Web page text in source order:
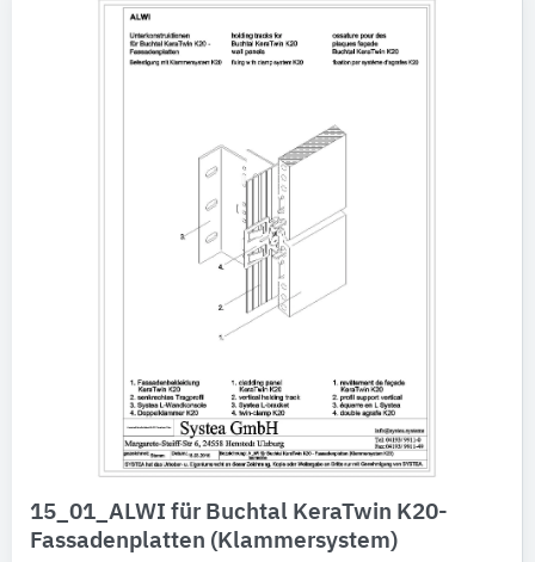
15_01_ALWI für Buchtal KeraTwin K20-
Fassadenplatten (Klammersystem)